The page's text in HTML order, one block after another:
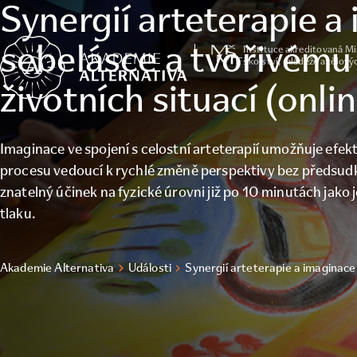
Instituce akreditovaná
školství, mládeže a
Časopis -
Umělecké
terapie
Synergií arteterapie a
sebelásce a
životních situací
Imaginace ve spojení s celostní arteterapií umožňuje
procesu vedoucí k rychlé změně perspektivy bez
znatelný účinek na fyzické úrovni již po 10 minutách jako
tlaku.
Akademie Alternativa Události Synergií arteterapie a